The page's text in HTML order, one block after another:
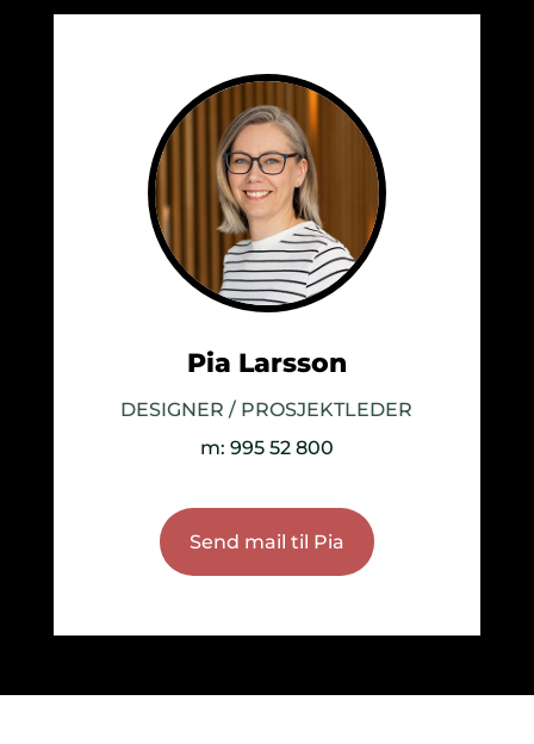
Pia Larsson
DESIGNER / PROSJEKTLEDER
m: 995 52 800
Send mail til Pia